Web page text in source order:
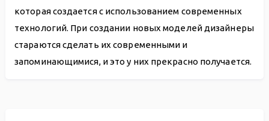
которая создается с использованием современных
технологий. При создании новых моделей дизайнеры
стараются сделать их современными и
запоминающимися, и это у них прекрасно получается.